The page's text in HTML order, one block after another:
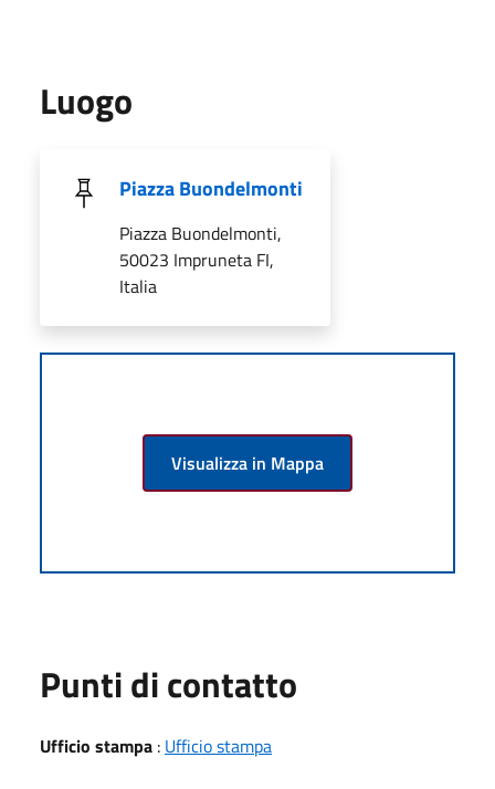
Luogo
Piazza Buondelmonti
Piazza Buondelmonti,
50023 Impruneta FI,
Italia
Visualizza in Mappa
Punti di contatto
Ufficio stampa : Ufficio stampa